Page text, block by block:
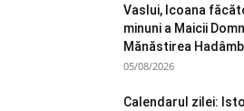
Vaslui, Icoana
minuni a Maicii
Mănăstirea
05/08/2026
Calendarul zilei: